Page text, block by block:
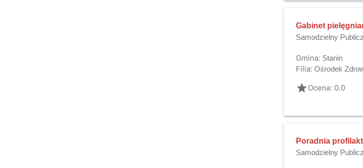
Gabinet
Samodzielny
Gmina: Stanin
Filia: Ośrodek
gradeOcena: 0.0
Poradnia
Samodzielny